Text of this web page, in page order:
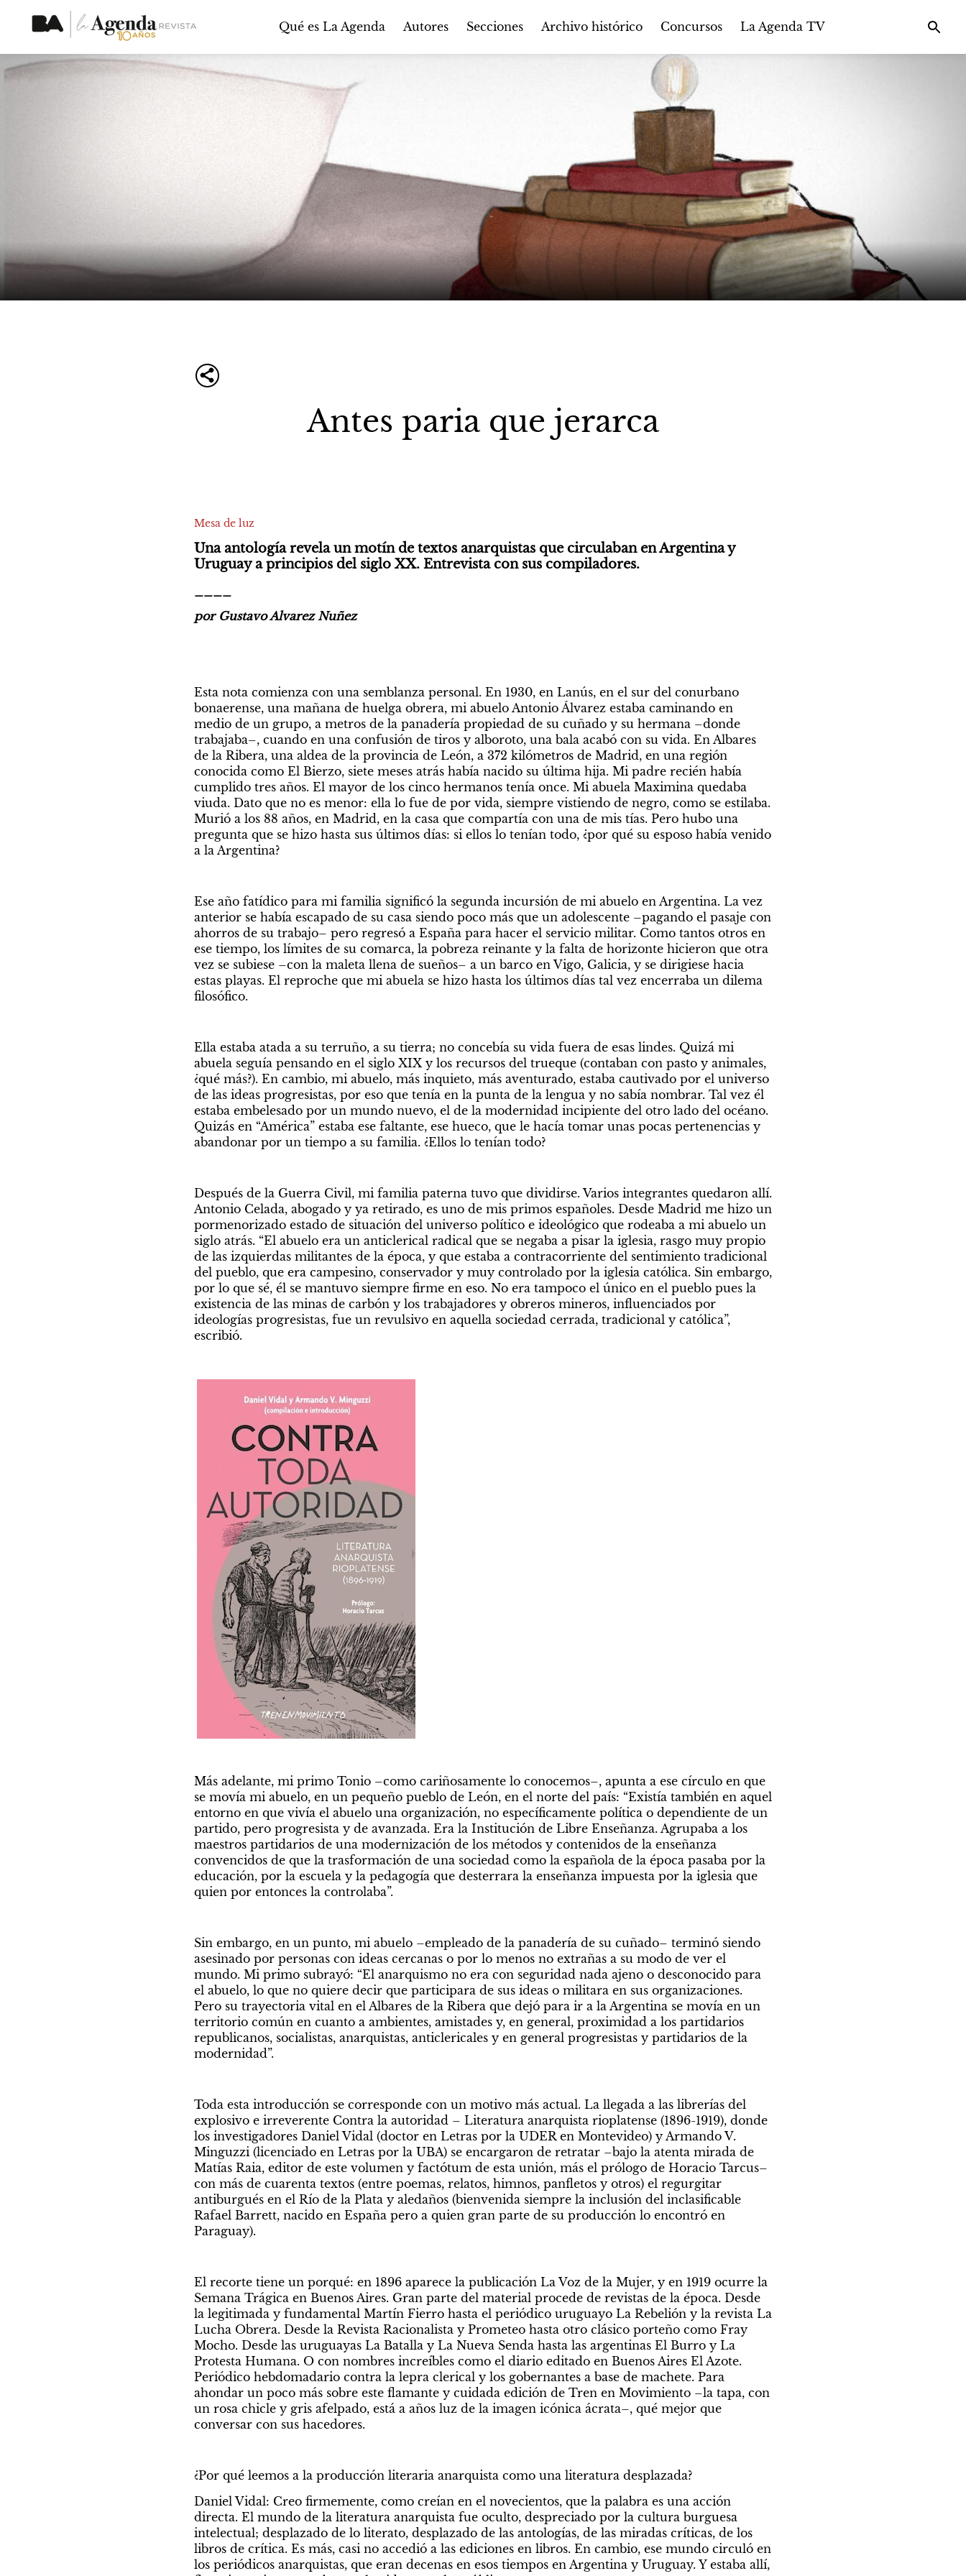
Qué es La Agenda Autores Secciones Archivo histórico Concursos La Agenda TV
Antes paria que jerarca
Mesa de luz
Una antología revela un motín de textos anarquistas que circulaban en Argentina y
Uruguay a principios del siglo XX. Entrevista con sus compiladores.
por Gustavo Alvarez Nuñez
Esta nota comienza con una semblanza personal. En 1930, en Lanús, en el sur del conurbano
bonaerense, una mañana de huelga obrera, mi abuelo Antonio Álvarez estaba caminando en
medio de un grupo, a metros de la panadería propiedad de su cuñado y su hermana –donde
trabajaba–, cuando en una confusión de tiros y alboroto, una bala acabó con su vida. En Albares
de la Ribera, una aldea de la provincia de León, a 372 kilómetros de Madrid, en una región
conocida como El Bierzo, siete meses atrás había nacido su última hija. Mi padre recién había
cumplido tres años. El mayor de los cinco hermanos tenía once. Mi abuela Maximina quedaba
viuda. Dato que no es menor: ella lo fue de por vida, siempre vistiendo de negro, como se estilaba.
Murió a los 88 años, en Madrid, en la casa que compartía con una de mis tías. Pero hubo una
pregunta que se hizo hasta sus últimos días: si ellos lo tenían todo, ¿por qué su esposo había venido
a la Argentina?
Ese año fatídico para mi familia significó la segunda incursión de mi abuelo en Argentina. La vez
anterior se había escapado de su casa siendo poco más que un adolescente –pagando el pasaje con
ahorros de su trabajo– pero regresó a España para hacer el servicio militar. Como tantos otros en
ese tiempo, los límites de su comarca, la pobreza reinante y la falta de horizonte hicieron que otra
vez se subiese –con la maleta llena de sueños– a un barco en Vigo, Galicia, y se dirigiese hacia
estas playas. El reproche que mi abuela se hizo hasta los últimos días tal vez encerraba un dilema
filosófico.
Ella estaba atada a su terruño, a su tierra; no concebía su vida fuera de esas lindes. Quizá mi
abuela seguía pensando en el siglo XIX y los recursos del trueque (contaban con pasto y animales,
¿qué más?). En cambio, mi abuelo, más inquieto, más aventurado, estaba cautivado por el universo
de las ideas progresistas, por eso que tenía en la punta de la lengua y no sabía nombrar. Tal vez él
estaba embelesado por un mundo nuevo, el de la modernidad incipiente del otro lado del océano.
Quizás en “América” estaba ese faltante, ese hueco, que le hacía tomar unas pocas pertenencias y
abandonar por un tiempo a su familia. ¿Ellos lo tenían todo?
Después de la Guerra Civil, mi familia paterna tuvo que dividirse. Varios integrantes quedaron allí.
Antonio Celada, abogado y ya retirado, es uno de mis primos españoles. Desde Madrid me hizo un
pormenorizado estado de situación del universo político e ideológico que rodeaba a mi abuelo un
siglo atrás. “El abuelo era un anticlerical radical que se negaba a pisar la iglesia, rasgo muy propio
de las izquierdas militantes de la época, y que estaba a contracorriente del sentimiento tradicional
del pueblo, que era campesino, conservador y muy controlado por la iglesia católica. Sin embargo,
por lo que sé, él se mantuvo siempre firme en eso. No era tampoco el único en el pueblo pues la
existencia de las minas de carbón y los trabajadores y obreros mineros, influenciados por
ideologías progresistas, fue un revulsivo en aquella sociedad cerrada, tradicional y católica”,
escribió.
Más adelante, mi primo Tonio –como cariñosamente lo conocemos–, apunta a ese círculo en que
se movía mi abuelo, en un pequeño pueblo de León, en el norte del país: “Existía también en aquel
entorno en que vivía el abuelo una organización, no específicamente política o dependiente de un
partido, pero progresista y de avanzada. Era la Institución de Libre Enseñanza. Agrupaba a los
maestros partidarios de una modernización de los métodos y contenidos de la enseñanza
convencidos de que la trasformación de una sociedad como la española de la época pasaba por la
educación, por la escuela y la pedagogía que desterrara la enseñanza impuesta por la iglesia que
quien por entonces la controlaba”.
Sin embargo, en un punto, mi abuelo –empleado de la panadería de su cuñado– terminó siendo
asesinado por personas con ideas cercanas o por lo menos no extrañas a su modo de ver el
mundo. Mi primo subrayó: “El anarquismo no era con seguridad nada ajeno o desconocido para
el abuelo, lo que no quiere decir que participara de sus ideas o militara en sus organizaciones.
Pero su trayectoria vital en el Albares de la Ribera que dejó para ir a la Argentina se movía en un
territorio común en cuanto a ambientes, amistades y, en general, proximidad a los partidarios
republicanos, socialistas, anarquistas, anticlericales y en general progresistas y partidarios de la
modernidad”.
Toda esta introducción se corresponde con un motivo más actual. La llegada a las librerías del
explosivo e irreverente Contra la autoridad – Literatura anarquista rioplatense (1896-1919), donde
los investigadores Daniel Vidal (doctor en Letras por la UDER en Montevideo) y Armando V.
Minguzzi (licenciado en Letras por la UBA) se encargaron de retratar –bajo la atenta mirada de
Matías Raia, editor de este volumen y factótum de esta unión, más el prólogo de Horacio Tarcus–
con más de cuarenta textos (entre poemas, relatos, himnos, panfletos y otros) el regurgitar
antiburgués en el Río de la Plata y aledaños (bienvenida siempre la inclusión del inclasificable
Rafael Barrett, nacido en España pero a quien gran parte de su producción lo encontró en
Paraguay).
El recorte tiene un porqué: en 1896 aparece la publicación La Voz de la Mujer, y en 1919 ocurre la
Semana Trágica en Buenos Aires. Gran parte del material procede de revistas de la época. Desde
la legitimada y fundamental Martín Fierro hasta el periódico uruguayo La Rebelión y la revista La
Lucha Obrera. Desde la Revista Racionalista y Prometeo hasta otro clásico porteño como Fray
Mocho. Desde las uruguayas La Batalla y La Nueva Senda hasta las argentinas El Burro y La
Protesta Humana. O con nombres increíbles como el diario editado en Buenos Aires El Azote.
Periódico hebdomadario contra la lepra clerical y los gobernantes a base de machete. Para
ahondar un poco más sobre este flamante y cuidada edición de Tren en Movimiento –la tapa, con
un rosa chicle y gris afelpado, está a años luz de la imagen icónica ácrata–, qué mejor que
conversar con sus hacedores.
¿Por qué leemos a la producción literaria anarquista como una literatura desplazada?
Daniel Vidal: Creo firmemente, como creían en el novecientos, que la palabra es una acción
directa. El mundo de la literatura anarquista fue oculto, despreciado por la cultura burguesa
intelectual; desplazado de lo literato, desplazado de las antologías, de las miradas críticas, de los
libros de crítica. Es más, casi no accedió a las ediciones en libros. En cambio, ese mundo circuló en
los periódicos anarquistas, que eran decenas en esos tiempos en Argentina y Uruguay. Y estaba allí,